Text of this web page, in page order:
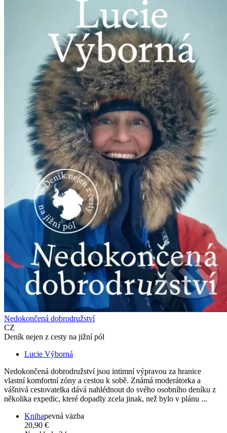
Nedokončená dobrodružství
CZ
Deník nejen z cesty na jižní pól
Lucie Výborná
Nedokončená dobrodružství jsou intimní výpravou za hranice
vlastní komfortní zóny a cestou k sobě. Známá moderátorka a
vášnivá cestovatelka dává nahlédnout do svého osobního deníku z
několika expedic, které dopadly zcela jinak, než bylo v plánu ...
Knihapevná väzba
20,90 €